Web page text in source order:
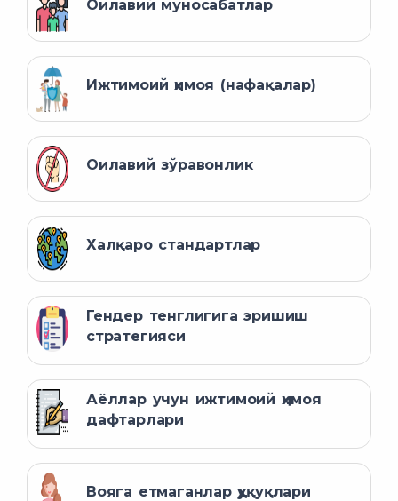
Оилавий муносабатлар
Ижтимоий ҳимоя (нафақалар)
Оилавий зўравонлик
Халқаро стандартлар
Гендер тенглигига эришиш
стратегияси
Аёллар учун ижтимоий ҳимоя
дафтарлари
Вояга етмаганлар ҳуқуқлари